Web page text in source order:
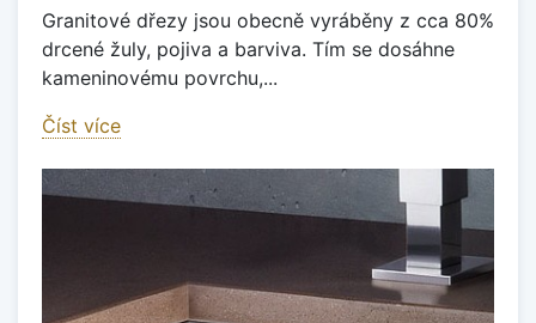
Granitové dřezy jsou obecně vyráběny z cca 80%
drcené žuly, pojiva a barviva. Tím se dosáhne
kameninovému povrchu,...
Číst více